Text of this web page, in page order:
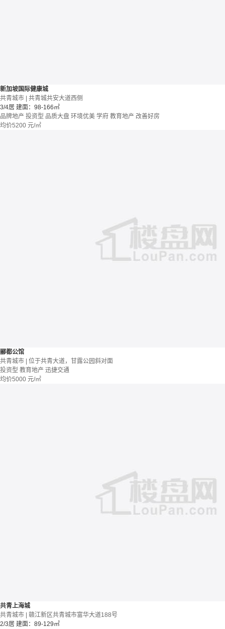
新加坡国际健康城
共青城市 | 共青城共安大道西侧
3/4居 建面：98-166㎡
品牌地产 投资型 品质大盘 环境优美 学府 教育地产 改善好房
均价5200 元/㎡
郦都公馆
共青城市 | 位于共青大道，甘露公园斜对面
投资型 教育地产 迅捷交通
均价5000 元/㎡
共青上海城
共青城市 | 赣江新区共青城市富华大道188号
2/3居 建面：89-129㎡